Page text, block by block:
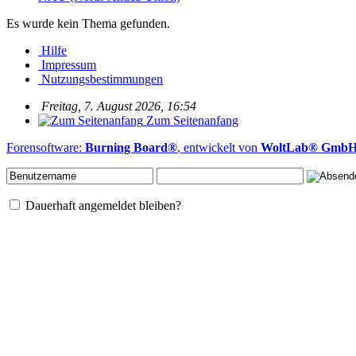
Es wurde kein Thema gefunden.
Hilfe
Impressum
Nutzungsbestimmungen
Freitag, 7. August 2026, 16:54
Zum Seitenanfang
Forensoftware: Burning Board®, entwickelt von WoltLab®
Dauerhaft angemeldet bleiben?